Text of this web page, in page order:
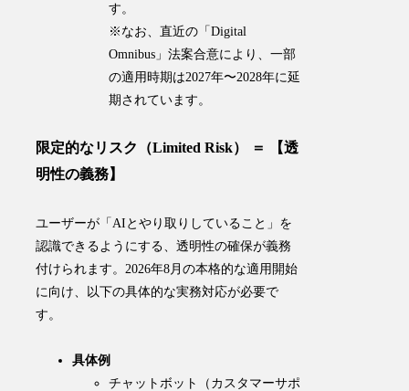
す。
※なお、直近の「Digital
Omnibus」法案合意により、一部
の適用時期は2027年〜2028年に延
期されています。
限定的なリスク（Limited Risk） ＝ 【透
明性の義務】
ユーザーが「AIとやり取りしていること」を
認識できるようにする、透明性の確保が義務
付けられます。2026年8月の本格的な適用開始
に向け、以下の具体的な実務対応が必要で
す。
具体例
チャットボット（カスタマーサポ